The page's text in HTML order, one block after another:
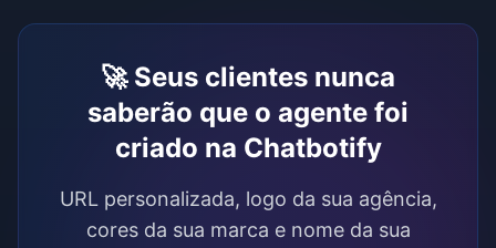
🚀 Seus clientes nunca
saberão que o agente foi
criado na Chatbotify
URL personalizada, logo da sua agência,
cores da sua marca e nome da sua